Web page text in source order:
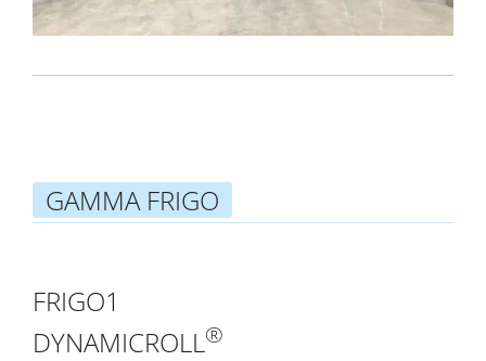
GAMMA FRIGO
FRIGO1
DYNAMICROLL®